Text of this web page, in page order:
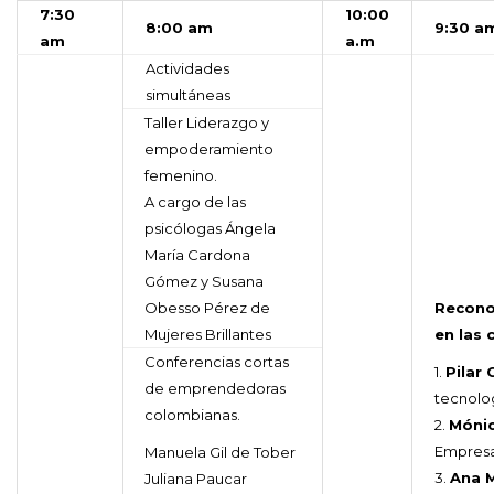
7:30
am
8:00 am
10:00
a.m
9:30
Actividades
simultáneas
en las
1. Pilar
2.
3. Ana
Taller Liderazgo y
empoderamiento
femenino.
A cargo de las
psicólogas Ángela
María Cardona
Gómez y Susana
Obesso Pérez de
Mujeres Brillantes
Conferencias cortas
de emprendedoras
colombianas.
Manuela Gil de Tober
Juliana Paucar